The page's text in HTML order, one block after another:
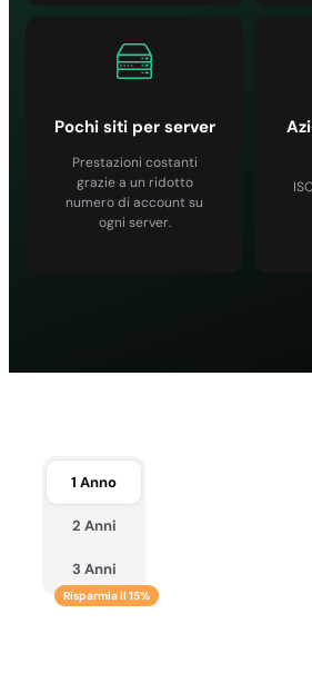
Pochi siti per server
Prestazioni costanti
grazie a un ridotto
numero di account su
ogni server.
1 Anno
2 Anni
3 Anni
Risparmia il 15%